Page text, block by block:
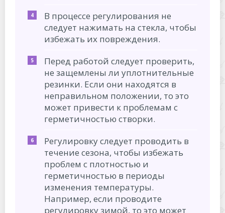
В процессе регулирования не
следует нажимать на стекла, чтобы
избежать их повреждения.
Перед работой следует проверить,
не защемлены ли уплотнительные
резинки. Если они находятся в
неправильном положении, то это
может привести к проблемам с
герметичностью створки.
Регулировку следует проводить в
течение сезона, чтобы избежать
проблем с плотностью и
герметичностью в периоды
изменения температуры.
Например, если проводите
регулировку зимой, то это может